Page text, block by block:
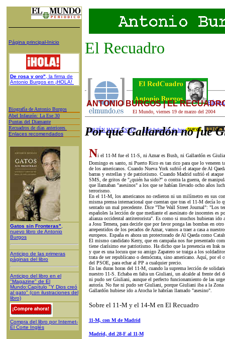
Página principal-Inicio
De rosa y oro" , la firma de
Antonio Burgos en ¡HOLA!
Biografía de Antonio Burgos
Abel Infanzón: La Ese 30
Puntas del Diamante
Recuadros de días anteriores
Enlaces recomendados
Gatos sin Fronteras"
nuevo libro de Antonio
Burgos
Anticipo de las primeras
páginas del libro
Anticipo del libro en el
"Magazine" de El
Mundo:Capítulo "Y Dios creó
al gato" (con ilustraciones del
libro)
Compra del libro por Internet-
El Corte Inglés
El Recuadro
El Mundo, viernes 19 de marzo del 2004
¿QUIÉN HACE ESTO? Abel Infanzón de hoy
ANTONIO BURGOS | EL
Por qué Gallardón no fue
Ni el 11-M fue el 11-S, ni Aznar es Bush, ni Gallardón es
Domingo es santo, ni Puerto Rico es tan rico para que lo veneren
de los americanos. Cuando Nueva York sufrió el ataque de Al
barras y estrellas y de patriotismo. Cuando Madrid sufrió el ataque
SMS, de gritos de "¿quién ha sido?" o contra la guerra, de
que llamaban "asesinos" a los que se habían llevado ocho años
terrorismo.
En el 11-M, los americanos no cedieron ni un milímetro en sus
misma prensa internacional que cuentan que tras el 11-M decía lo
sentado un mal precedente. Dice "The Wall Street Journal": "Los
españoles la lección de que mediante el asesinato de inocentes es
alianza occidental antiterrorista". Es como si muchos hubieran ido
a Josu Ternera, para decirle que por favor ponga las bombas en
arrepentidos de los pecados de Aznar, vamos a traer a casa a
europeos. España es ahora un protectorado de Al Qaeda como
El mismo candidato Kerry, que en campaña nos fue presentado
tiene clarísimo ese patriotismo. Ha dicho que la presencia en Irak
y que es una locura que su amigo Zapatero se traiga a los
trata de ser republicano o demócrata, sino americano. Aquí, por el
del PSOE, para echar al PP a cualquier precio.
En las duras horas del 11-M, cuando la suprema lección de
nuestro 11-S. Echaba en falta un Giuliani, un alcalde al frente
ni pudo ser Giuliani, aunque el perfecto funcionamiento de las
autoría. No fue ni pudo ser Giuliani, porque Giuliani iba a la
Gallardón hubiese ido a Atocha le habrían llamado "asesino".
Sobre el 11-M y el 14-M en El Recuadro
11-M, con M de Madrid
Madrid, del 28-F al 11-M